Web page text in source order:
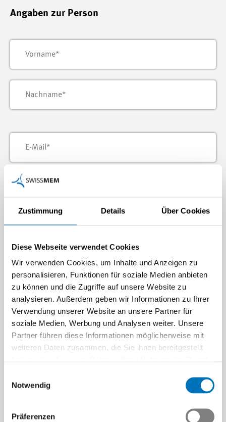
Zustimmung Details Über Cookies
Diese Webseite verwendet Cookies
Wir verwenden Cookies, um Inhalte und Anzeigen zu
personalisieren, Funktionen für soziale Medien anbieten
zu können und die Zugriffe auf unsere Website zu
analysieren. Außerdem geben wir Informationen zu Ihrer
Verwendung unserer Website an unsere Partner für
soziale Medien, Werbung und Analysen weiter. Unsere
Partner führen diese Informationen möglicherweise mit
weiteren Daten zusammen, die Sie ihnen bereitgestellt
Notwendig
Präferenzen
Angaben zur Person